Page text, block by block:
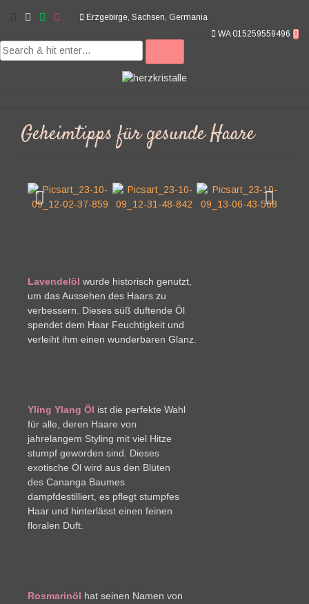
Erzgebirge, Sachsen, Germania
WA 015259559496
Geheimtipps für gesunde Haare
Lavendelöl wurde historisch genutzt,
um das Aussehen des Haars zu
verbessern. Dieses süß duftende Öl
spendet dem Haar Feuchtigkeit und
verleiht ihm einen wunderbaren Glanz.
Yling Ylang Öl ist die perfekte Wahl
für alle, deren Haare von
jahrelangem Styling mit viel Hitze
stumpf geworden sind. Dieses
exotische Öl wird aus den Blüten
des Cananga Baumes
dampfdestilliert, es pflegt stumpfes
Haar und hinterlässt einen feinen
floralen Duft.
Rosmarinöl hat seinen Namen von